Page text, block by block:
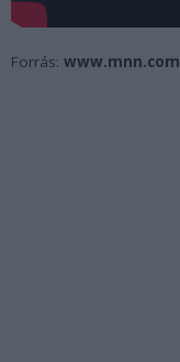
Forrás: www.mnn.com